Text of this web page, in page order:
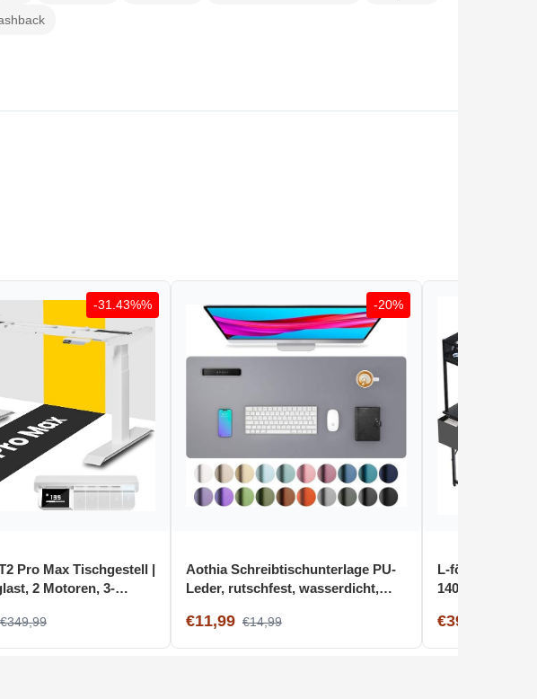
-31.43%%
Pro Max Tischgestell |
2 Motoren, 3-
€349,99
-20%
Aothia Schreibtischunterlage PU-
Leder, rutschfest, wasserdicht,
€11,99 €14,99
L-förmiger
140110cm,
€39,99